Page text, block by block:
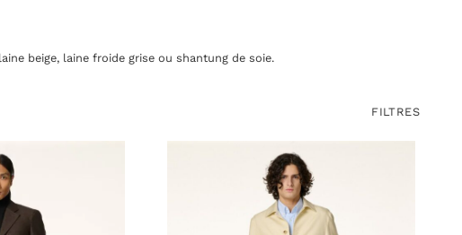
beige, laine froide grise ou shantung de soie.
FILTRES